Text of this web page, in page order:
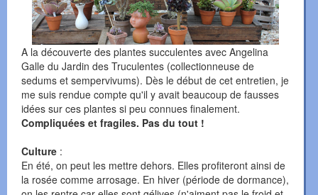
A la découverte des plantes succulentes avec Angelina
Galle du Jardin des Truculentes (collectionneuse de
sedums et sempervivums). Dès le début de cet entretien, je
me suis rendue compte qu'il y avait beaucoup de fausses
idées sur ces plantes si peu connues finalement.
Compliquées et fragiles. Pas du tout !
Culture :
En été, on peut les mettre dehors. Elles profiteront ainsi de
la rosée comme arrosage. En hiver (période de dormance),